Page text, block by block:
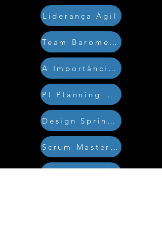
Liderança Ágil
Team Barometer
A Importância do bem estar
PI Planning SAFe
Design Sprint e Lean Inception
Scrum Master em empresa nova